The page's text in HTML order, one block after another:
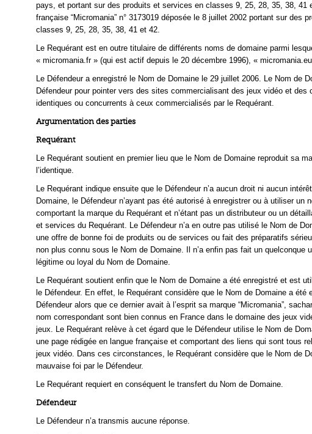
pays, et portant sur des produits et services en classes 9, 25, 28, 35, 38, 41
française “Micromania” n° 3173019 déposée le 8 juillet 2002 portant sur des
classes 9, 25, 28, 35, 38, 41 et 42.
Le Requérant est en outre titulaire de différents noms de domaine parmi
« micromania.fr » (qui est actif depuis le 20 décembre 1996), «
Le Défendeur a enregistré le Nom de Domaine le 29 juillet 2006. Le Nom de
Défendeur pour pointer vers des sites commercialisant des jeux vidéo et des
identiques ou concurrents à ceux commercialisés par le Requérant.
Argumentation des parties
Requérant
Le Requérant soutient en premier lieu que le Nom de Domaine reproduit sa
l’identique.
Le Requérant indique ensuite que le Défendeur n’a aucun droit ni aucun
Domaine, le Défendeur n’ayant pas été autorisé à enregistrer ou à utiliser un
comportant la marque du Requérant et n’étant pas un distributeur ou un
et services du Requérant. Le Défendeur n’a en outre pas utilisé le Nom de
une offre de bonne foi de produits ou de services ou fait des préparatifs
non plus connu sous le Nom de Domaine. Il n’a enfin pas fait un quelconque
légitime ou loyal du Nom de Domaine.
Le Requérant soutient enfin que le Nom de Domaine a été enregistré et est
le Défendeur. En effet, le Requérant considère que le Nom de Domaine a été
Défendeur alors que ce dernier avait à l’esprit sa marque “Micromania”,
nom correspondant sont bien connus en France dans le domaine des jeux
jeux. Le Requérant relève à cet égard que le Défendeur utilise le Nom de
une page rédigée en langue française et comportant des liens qui sont tous
jeux vidéo. Dans ces circonstances, le Requérant considère que le Nom de
mauvaise foi par le Défendeur.
Le Requérant requiert en conséquent le transfert du Nom de Domaine.
Défendeur
Le Défendeur n’a transmis aucune réponse.